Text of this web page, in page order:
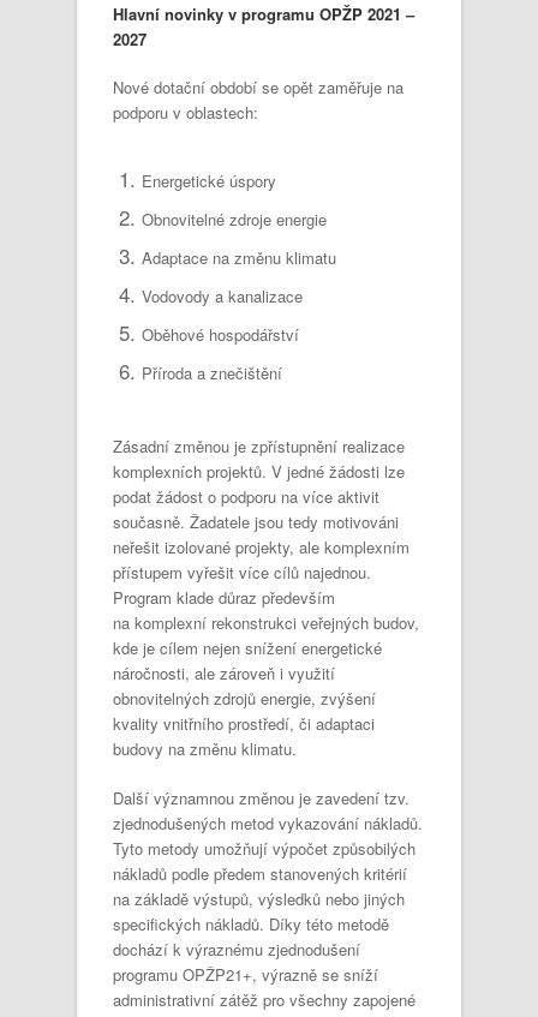
Hlavní novinky v programu OPŽP 2021 –
2027
Nové dotační období se opět zaměřuje na
podporu v oblastech:
Energetické úspory
Obnovitelné zdroje energie
Adaptace na změnu klimatu
Vodovody a kanalizace
Oběhové hospodářství
Příroda a znečištění
Zásadní změnou je zpřístupnění realizace
komplexních projektů. V jedné žádosti lze
podat žádost o podporu na více aktivit
současně. Žadatele jsou tedy motivováni
neřešit izolované projekty, ale komplexním
přístupem vyřešit více cílů najednou.
Program klade důraz především
na komplexní rekonstrukci veřejných budov,
kde je cílem nejen snížení energetické
náročnosti, ale zároveň i využití
obnovitelných zdrojů energie, zvýšení
kvality vnitřního prostředí, či adaptaci
budovy na změnu klimatu.
Další významnou změnou je zavedení tzv.
zjednodušených metod vykazování nákladů.
Tyto metody umožňují výpočet způsobilých
nákladů podle předem stanovených kritérií
na základě výstupů, výsledků nebo jiných
specifických nákladů. Díky této metodě
dochází k výraznému zjednodušení
programu OPŽP21+, výrazně se sníží
administrativní zátěž pro všechny zapojené